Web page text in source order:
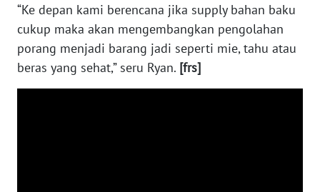
“Ke depan kami berencana jika supply bahan baku
cukup maka akan mengembangkan pengolahan
porang menjadi barang jadi seperti mie, tahu atau
beras yang sehat,” seru Ryan. [frs]
WN
SUMBAR
WN
SUMSEL